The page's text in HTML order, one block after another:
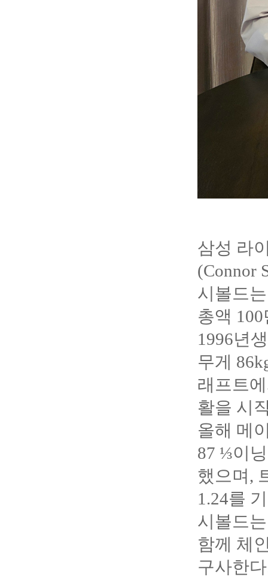
삼성 라
(Connor
시볼드
총액
1996년
무게
래프트
활을 시
올해 메
87 ⅓이
했으며,
1.24를
시볼드
함께 체
구사한